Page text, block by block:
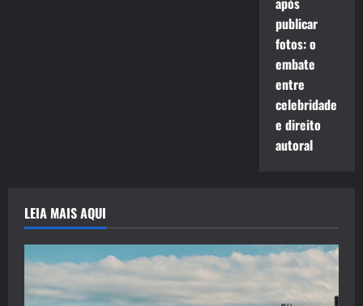
publicar
fotos: o
embate
entre
celebridade
e direito
autoral
LEIA MAIS AQUI